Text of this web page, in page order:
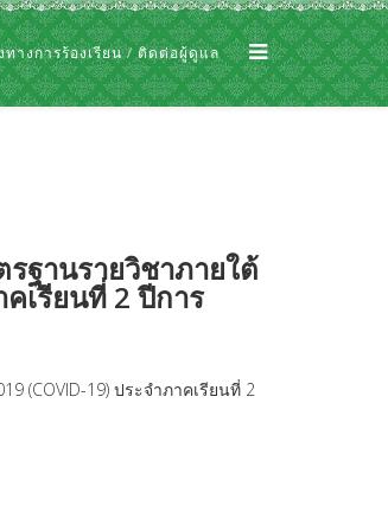
ทางการร้องเรียน / ติดต่อผู้ดูแล
ฐานรายวิชาภายใต้
เรียนที่ 2 ปีการ
(COVID-19) ประจำภาคเรียนที่ 2